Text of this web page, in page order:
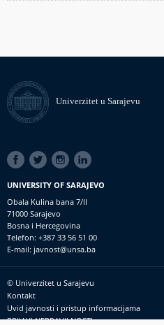
Univerzitet u Sarajevu
SOCIAL
LINKS
UNIVERSITY OF SARAJEVO
Obala Kulina bana 7/II
71000 Sarajevo
Bosna i Hercegovina
Telefon: +387 33 56 51 00
E-mail: javnost@unsa.ba
Footer
meni
© Univerzitet u Sarajevu
Kontakt
Uvid javnosti i pristup informacijama
PRIJAVI NEPRAVILNOSTI